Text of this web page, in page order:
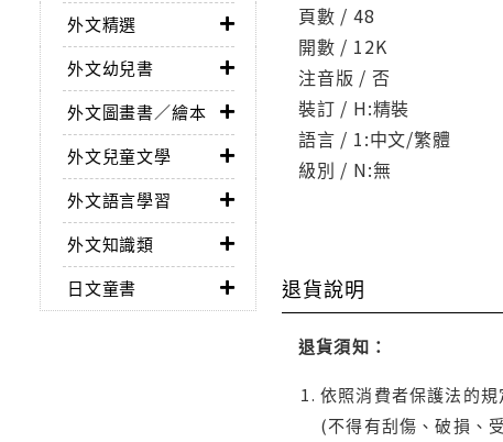
外文精選
外文幼兒書
外文圖畫書／繪本
外文兒童文學
外文語言學習
外文知識類
日文童書
頁數 / 48
開數 / 12K
注音版 / 否
裝訂 / H:精裝
語言 / 1:中文/繁體
級別 / N:無
退貨說明
退貨須知：
依照消費者保護法的
(不得有刮傷、破損、